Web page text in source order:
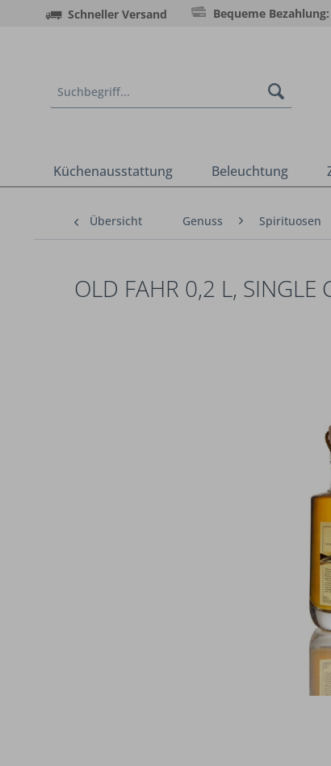
Schneller Versand Bequeme Bezahlung:
Küchenausstattung Beleuchtung
Übersicht Genuss Spirituosen
OLD FAHR 0,2 L, SINGLE